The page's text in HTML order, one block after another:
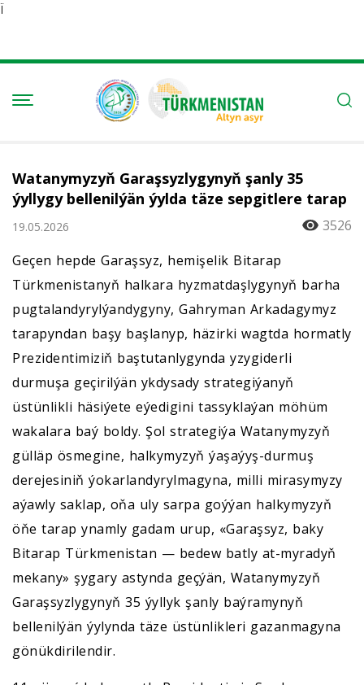
Ï
Watanymyzyň Garaşsyzlygynyň şanly 35
ýyllygy bellenilýän ýylda täze sepgitlere tarap
19.05.2026
3526
Geçen hepde Garaşsyz, hemişelik Bitarap
Türkmenistanyň halkara hyzmatdaşlygynyň barha
pugtalandyrylýandygyny, Gahryman Arkadagymyz
tarapyndan başy başlanyp, häzirki wagtda hormatly
Prezidentimiziň baştutanlygynda yzygiderli
durmuşa geçirilýän ykdysady strategiýanyň
üstünlikli häsiýete eýedigini tassyklaýan möhüm
wakalara baý boldy. Şol strategiýa Watanymyzyň
gülläp ösmegine, halkymyzyň ýaşaýyş-durmuş
derejesiniň ýokarlandyrylmagyna, milli mirasymyzy
aýawly saklap, oňa uly sarpa goýýan halkymyzyň
öňe tarap ynamly gadam urup, «Garaşsyz, baky
Bitarap Türkmenistan — bedew batly at-myradyň
mekany» şygary astynda geçýän, Watanymyzyň
Garaşsyzlygynyň 35 ýyllyk şanly baýramynyň
bellenilýän ýylynda täze üstünlikleri gazanmagyna
gönükdirilendir.